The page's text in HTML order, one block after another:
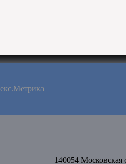
140054 Московская